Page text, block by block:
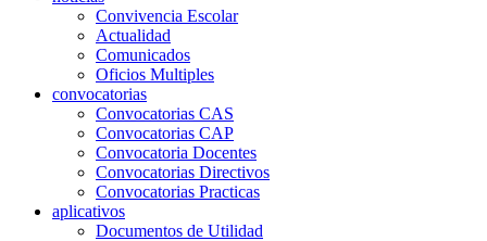
Convivencia Escolar
Actualidad
Comunicados
Oficios Multiples
convocatorias
Convocatorias CAS
Convocatorias CAP
Convocatoria Docentes
Convocatorias Directivos
Convocatorias Practicas
aplicativos
Documentos de Utilidad